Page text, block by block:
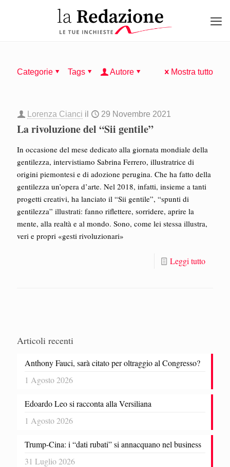
Categorie Tags Autore Mostra tutto
Lorenza Cianci il 29 Novembre 2021
La rivoluzione del “Sii gentile”
In occasione del mese dedicato alla giornata mondiale della
gentilezza, intervistiamo Sabrina Ferrero, illustratrice di
origini piemontesi e di adozione perugina. Che ha fatto della
gentilezza un’opera d’arte. Nel 2018, infatti, insieme a tanti
progetti creativi, ha lanciato il “Sii gentile”, “spunti di
gentilezza” illustrati: fanno riflettere, sorridere, aprire la
mente, alla realtà e al mondo. Sono, come lei stessa illustra,
veri e propri «gesti rivoluzionari»
Leggi tutto
Articoli recenti
Anthony Fauci, sarà citato per oltraggio al Congresso?
1 Agosto 2026
Edoardo Leo si racconta alla Versiliana
1 Agosto 2026
Trump-Cina: i “dati rubati” si annacquano nel business
31 Luglio 2026